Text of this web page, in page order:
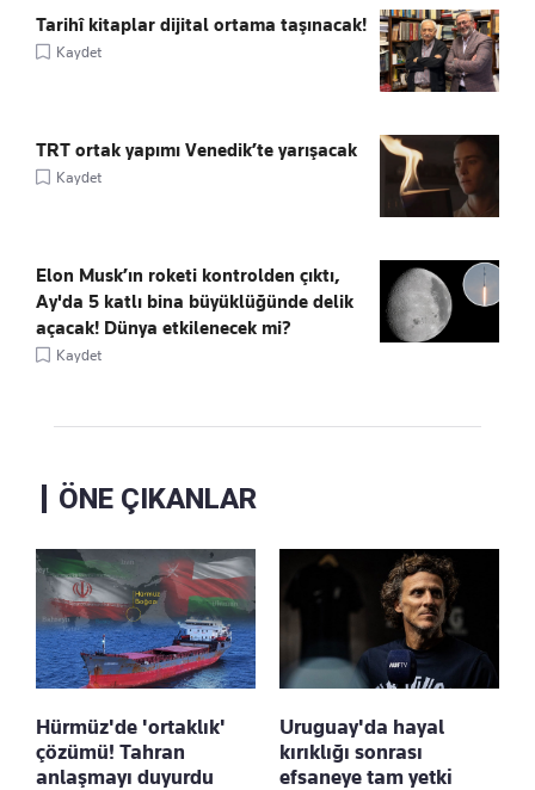
Tarihî kitaplar dijital ortama taşınacak!
Kaydet
TRT ortak yapımı Venedik’te yarışacak
Kaydet
Elon Musk’ın roketi kontrolden çıktı,
Ay'da 5 katlı bina büyüklüğünde delik
açacak! Dünya etkilenecek mi?
Kaydet
ÖNE ÇIKANLAR
Hürmüz'de 'ortaklık'
çözümü! Tahran
anlaşmayı duyurdu
Uruguay'da hayal
kırıklığı sonrası
efsaneye tam yetki